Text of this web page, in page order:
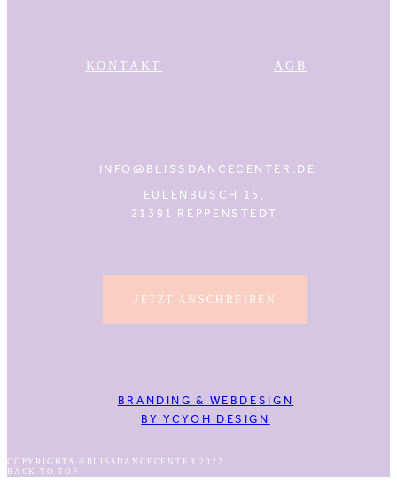
KONTAKT AGB
INFO@BLISSDANCECENTER.DE
EULENBUSCH 15,
21391 REPPENSTEDT
JETZT ANSCHREIBEN
BRANDING & WEBDESIGN
BY YCYOH DESIGN
COPYRIGHTS ©BLISSDANCECENTER 2022
BACK TO TOP